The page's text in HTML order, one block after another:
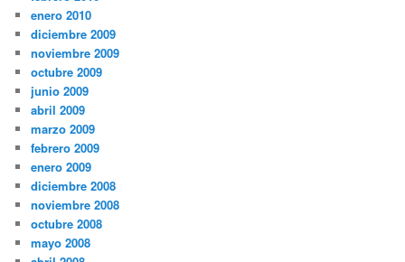
enero 2010
diciembre 2009
noviembre 2009
octubre 2009
junio 2009
abril 2009
marzo 2009
febrero 2009
enero 2009
diciembre 2008
noviembre 2008
octubre 2008
mayo 2008